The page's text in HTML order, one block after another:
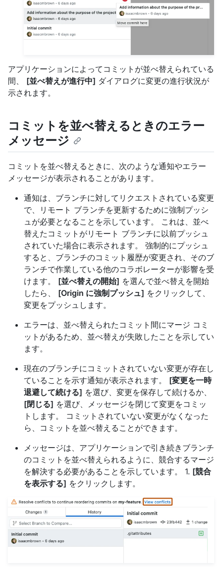
アプリケーションによってコミットが並べ替えられている
間、 [並べ替えが進行中] ダイアログに変更の進行状況が
示されます。
コミットを並べ替えるときのエラー
メッセージ
コミットを並べ替えるときに、次のような通知やエラー
メッセージが表示されることがあります。
通知は、ブランチに対してリクエストされている変更
で、リモート ブランチを更新するために強制プッシ
ュが必要となることを示しています。 これは、並べ
替えたコミットがリモート ブランチに以前プッシュ
されていた場合に表示されます。 強制的にプッシュ
すると、ブランチのコミット履歴が変更され、そのブ
ランチで作業している他のコラボレーターが影響を受
けます。 [並べ替えの開始] を選んで並べ替えを開始
したら、 [Origin に強制プッシュ] をクリックして、
変更をプッシュします。
エラーは、並べ替えられたコミット間にマージ コミ
ットがあるため、並べ替えが失敗したことを示してい
ます。
現在のブランチにコミットされていない変更が存在し
ていることを示す通知が表示されます。 [変更を一時
退避して続ける] を選び、変更を保存して続けるか、
[閉じる] を選び、メッセージを閉じて変更をコミッ
トします。 コミットされていない変更がなくなった
ら、コミットを並べ替えることができます。
メッセージは、アプリケーションで引き続きブランチ
のコミットを並べ替えられるように、競合するマージ
を解決する必要があることを示しています。 1. [競合
を表示する] をクリックします。